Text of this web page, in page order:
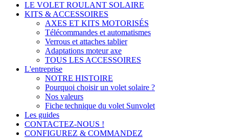
LE VOLET ROULANT SOLAIRE
KITS & ACCESSOIRES
AXES ET KITS MOTORISÉS
Télécommandes et automatismes
Verrous et attaches tablier
Adaptations moteur axe
TOUS LES ACCESSOIRES
L'entreprise
NOTRE HISTOIRE
Pourquoi choisir un volet solaire ?
Nos valeurs
Fiche technique du volet Sunvolet
Les guides
CONTACTEZ-NOUS !
CONFIGUREZ & COMMANDEZ